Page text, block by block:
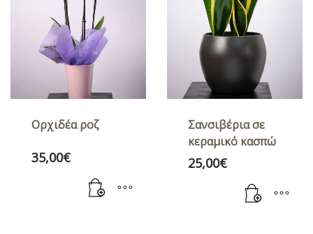
Ορχιδέα ροζ
35,00€
Σανσιβέρια σε
κεραμικό κασπώ
25,00€